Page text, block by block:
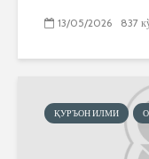
13/05/2026 837
ҚУРЪОН ИЛМИ